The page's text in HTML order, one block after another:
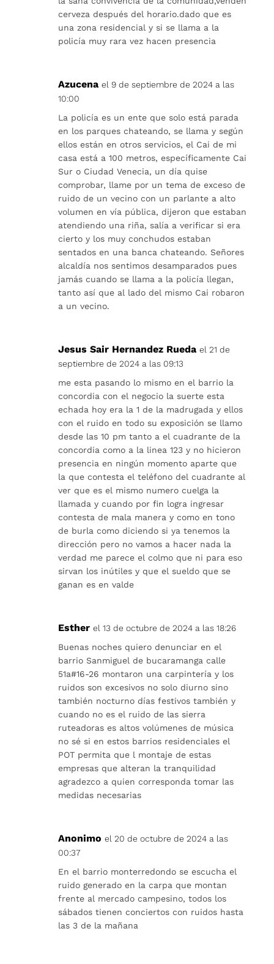
cerveza después del horario.dado que es
una zona residencial y si se llama a la
policía muy rara vez hacen presencia
Azucena el 9 de septiembre de 2024 a las
10:00
La policía es un ente que solo está parada
en los parques chateando, se llama y según
ellos están en otros servicios, el Cai de mi
casa está a 100 metros, específicamente Cai
Sur o Ciudad Venecia, un día quise
comprobar, llame por un tema de exceso de
ruido de un vecino con un parlante a alto
volumen en vía pública, dijeron que estaban
atendiendo una riña, salía a verificar si era
cierto y los muy conchudos estaban
sentados en una banca chateando. Señores
alcaldía nos sentimos desamparados pues
jamás cuando se llama a la policía llegan,
tanto así que al lado del mismo Cai robaron
a un vecino.
Jesus Sair Hernandez Rueda el 21 de
septiembre de 2024 a las 09:13
me esta pasando lo mismo en el barrio la
concordia con el negocio la suerte esta
echada hoy era la 1 de la madrugada y ellos
con el ruido en todo su exposición se llamo
desde las 10 pm tanto a el cuadrante de la
concordia como a la linea 123 y no hicieron
presencia en ningún momento aparte que
la que contesta el teléfono del cuadrante al
ver que es el mismo numero cuelga la
llamada y cuando por fin logra ingresar
contesta de mala manera y como en tono
de burla como diciendo si ya tenemos la
dirección pero no vamos a hacer nada la
verdad me parece el colmo que ni para eso
sirvan los inútiles y que el sueldo que se
ganan es en valde
Esther el 13 de octubre de 2024 a las 18:26
Buenas noches quiero denunciar en el
barrio Sanmiguel de bucaramanga calle
51a#16-26 montaron una carpintería y los
ruidos son excesivos no solo diurno sino
también nocturno días festivos también y
cuando no es el ruido de las sierra
ruteadoras es altos volúmenes de música
no sé si en estos barrios residenciales el
POT permita que l montaje de estas
empresas que alteran la tranquilidad
agradezco a quien corresponda tomar las
medidas necesarias
Anonimo el 20 de octubre de 2024 a las
00:37
En el barrio monterredondo se escucha el
ruido generado en la carpa que montan
frente al mercado campesino, todos los
sábados tienen conciertos con ruidos hasta
las 3 de la mañana